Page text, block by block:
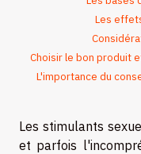
Les
Choisir le bon produit
L'importance du
Les stimulants
et parfois